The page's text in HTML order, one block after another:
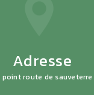
Adresse
point route de